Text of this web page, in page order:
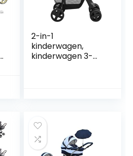
2-in-1
kinderwagen,
kinderwagen 3-